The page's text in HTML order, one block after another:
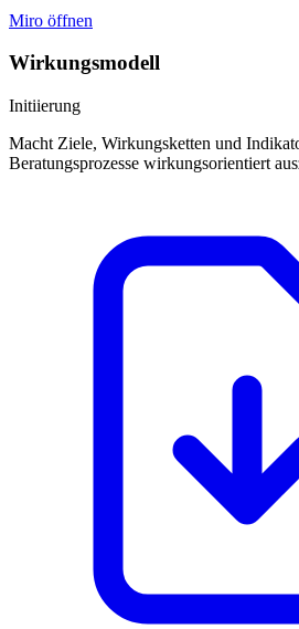
Miro öffnen
Wirkungsmodell
Initiierung
Macht Ziele, Wirkungsketten und
Beratungsprozesse wirkungsorientiert